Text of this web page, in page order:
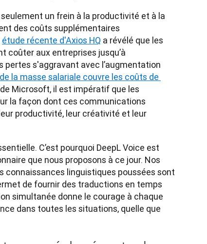
un frein à la productivité et à la
des coûts supplémentaires
étude récente d'Axios HQ a révélé que les
aux entreprises jusqu’à
pertes s'aggravant avec l’augmentation
de la masse salariale couvre les coûts de
Microsoft, il est impératif que les
la façon dont ces communications
productivité, leur créativité et leur
C’est pourquoi DeepL Voice est
que nous proposons à ce jour. Nos
connaissances linguistiques poussées sont
de fournir des traductions en temps
simultanée donne le courage à chaque
dans toutes les situations, quelle que